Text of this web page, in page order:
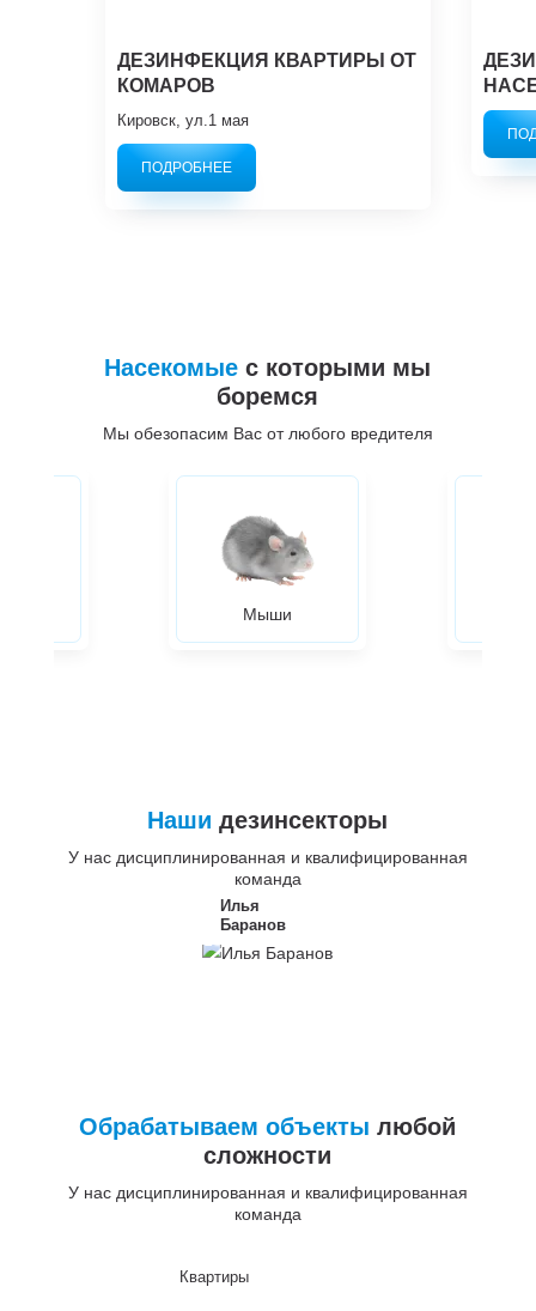
ДЕЗИНФЕКЦИЯ КВАРТИРЫ ОТ
КОМАРОВ
Кировск, ул.1 мая
ПОДРОБНЕЕ
Насекомые с которыми мы
боремся
Мы обезопасим Вас от любого вредителя
Мыши
Наши дезинсекторы
У нас дисциплинированная и квалифицированная
команда
Илья
Баранов
Обрабатываем объекты любой
сложности
У нас дисциплинированная и квалифицированная
команда
Квартиры